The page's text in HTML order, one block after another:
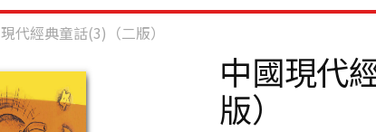
代經典童話(3)（二版）
中國現代
版）